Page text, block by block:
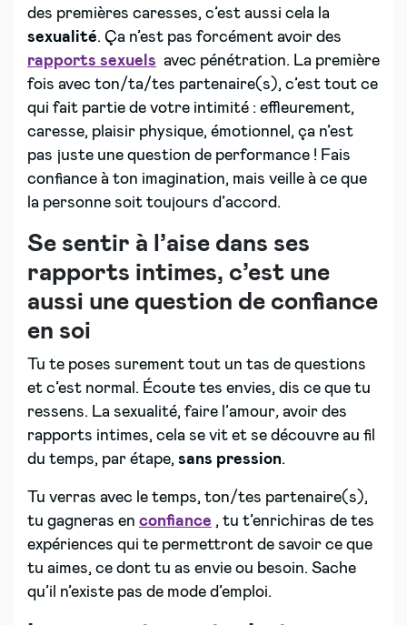
des premières caresses, c’est aussi cela la
sexualité. Ça n’est pas forcément avoir des
rapports sexuels avec pénétration. La première
fois avec ton/ta/tes partenaire(s), c’est tout ce
qui fait partie de votre intimité : effleurement,
caresse, plaisir physique, émotionnel, ça n’est
pas juste une question de performance ! Fais
confiance à ton imagination, mais veille à ce que
la personne soit toujours d’accord.
Se sentir à l’aise dans ses
rapports intimes, c’est une
aussi une question de confiance
en soi
Tu te poses surement tout un tas de questions
et c’est normal. Écoute tes envies, dis ce que tu
ressens. La sexualité, faire l’amour, avoir des
rapports intimes, cela se vit et se découvre au fil
du temps, par étape, sans pression.
Tu verras avec le temps, ton/tes partenaire(s),
tu gagneras en confiance , tu t’enrichiras de tes
expériences qui te permettront de savoir ce que
tu aimes, ce dont tu as envie ou besoin. Sache
qu’il n’existe pas de mode d’emploi.